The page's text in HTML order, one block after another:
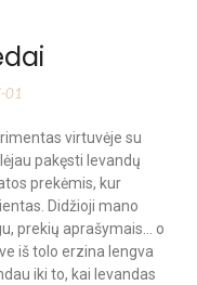
01
virtuvėje su
pakęsti levandų
prekėmis, kur
Didžioji mano
prekių aprašymais… o
iš tolo erzina lengva
iki to, kai levandas